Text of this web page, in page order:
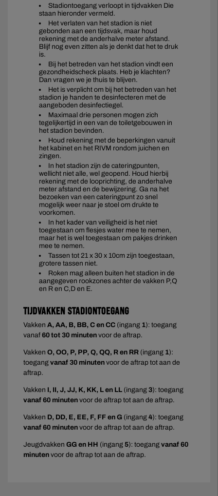
Stadiontoegang verloopt in tijdvakken Die
staan hieronder vermeld.
Het verlaten van het stadion is niet
gebonden aan een tijdsvak, maar houd
rekening met de anderhalve meter afstand.
Blijf nog even zitten als je denkt dat het te druk
is.
Bij het betreden van het stadion vindt een
gezondheidscheck plaats. Heb je klachten?
Dan vragen we je thuis te blijven.
Het is verplicht om bij het betreden van het
stadion je handen te desinfecteren met de
aangeboden desinfectiegel.
Maximaal drie personen mogen zich
tegelijkertijd in een van de toiletgebouwen in
het stadion bevinden.
Houd rekening met de beperkingen vanuit
het kabinet en het RIVM rondom juichen en
zingen.
In het stadion zijn de cateringpunten,
wellicht niet alle, wel geopend. Houd hierbij
rekening met de looprichting, de anderhalve
meter afstand en de bewijzering. Ga na het
bezoeken van een cateringpunt zo snel
mogelijk weer naar je stoel om drukte te
voorkomen.
In het kader van veiligheid is het niet
toegestaan om flesjes water mee te nemen,
maar het is wel toegestaan om pakjes drinken
mee te nemen.
Tassen tot 21 x 30 x 10cm zijn toegestaan,
grotere tassen niet.
Roken mag alleen buiten het stadion in de
aangegeven rookzones achter de vakken P,Q
en R en C,D en E.
Tijdvakken stadiontoegang
Vakken A, AA, B, BB, C en CC (ingang 1): toegang
vanaf 60 tot 30 minuten voor de aftrap.
Vakken O, OO, P, PP, Q, QQ, R en RR (ingang 1):
toegang vanaf 30 minuten voor de aftrap tot aan de
aftrap.
Vakken I, II, J, JJ, K, KK, L en LL (ingang 3): toegang
vanaf 60 minuten voor de aftrap tot aan de aftrap.
Vakken D, DD, E, EE, F, FF en G (ingang 4): toegang
vanaf 60 minuten voor de aftrap tot aan de aftrap.
Jeugdvakken GG en HH (ingang 5): toegang vanaf 60
minuten voor de aftrap tot aan de aftrap.